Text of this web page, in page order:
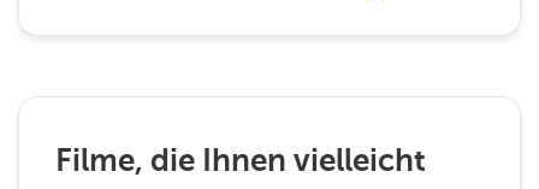
Filme, die Ihnen vielleicht